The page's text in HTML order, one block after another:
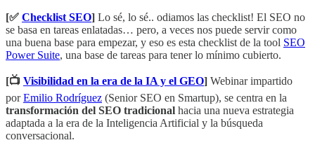
[✅ Checklist SEO] Lo sé, lo sé.. odiamos las checklist! El SEO no
se basa en tareas enlatadas… pero, a veces nos puede servir como
una buena base para empezar, y eso es esta checklist de la tool SEO
Power Suite, una base de tareas para tener lo mínimo cubierto.
[📺 Visibilidad en la era de la IA y el GEO] Webinar impartido
porEmilio Rodríguez (Senior SEO en Smartup), se centra en la
transformación del SEO tradicional hacia una nueva estrategia
adaptada a la era de la Inteligencia Artificial y la búsqueda
conversacional.